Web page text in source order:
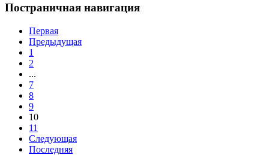
Постраничная навигация
Первая
Предыдущая
1
2
...
7
8
9
10
11
Следующая
Последняя